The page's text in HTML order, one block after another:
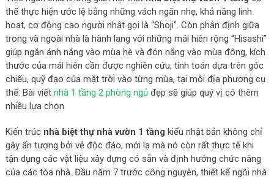
thể thực hiện ước lệ bằng những vách ngăn nhẹ, khả năng linh
hoạt, cơ động cao người nhật gọi là “Shoji”. Còn phân định giữa
trong và ngoài nhà là hành lang với những mái hiên rộng “Hisashi”
giúp ngăn ánh nắng vào mùa hè và đón nắng vào mùa đông, kích
thước của mái hiên cần được nghiên cứu, tính toán dựa trên góc
chiếu, quỹ đạo của mặt trời vào từng mùa, tại mỗi địa phương cụ
thể. Bài viết nhà 1 tầng 2 phòng ngủđẹp sẽ giúp quý vị có thêm
nhiều lựa chọn
Kiến trúc nhà biệt thự nhà vườn 1 tầng kiểu nhật bản không chỉ
gây ấn tượng bởi vẻ độc đáo, mới lạ mà nó còn rất thực tế khi
tận dụng các vật liệu xây dựng có sẵn và định hướng chức năng
của các tòa nhà. Đầu năm 7 trước công nguyên, thiết kế ngôi nhà